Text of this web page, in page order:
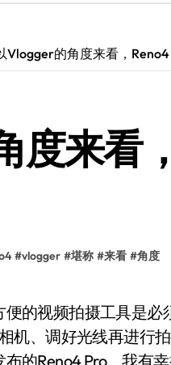
尚来了！
全享，高效玩机秘籍在此！
Vlogger的角度来看，Reno4
度来看
#vlogger #堪称 #来看 #角度
机、调好光线再进行
的Reno4 Pro。我有